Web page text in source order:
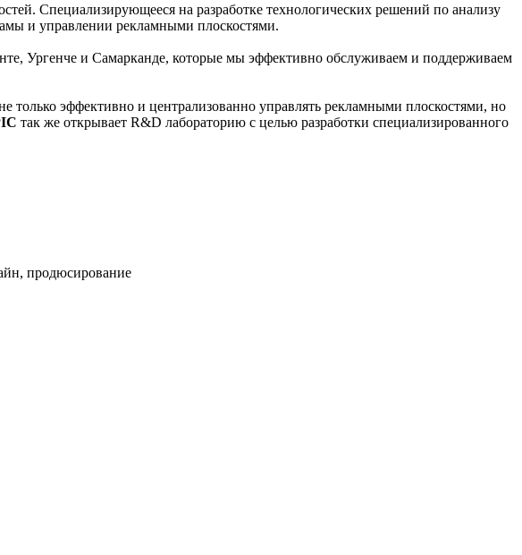
Специализирующееся на разработке технологических решений по анализу
и управлении рекламными плоскостями.
Ургенче и Самарканде, которые мы эффективно обслуживаем и поддерживаем
только эффективно и централизованно управлять рекламными плоскостями, но
так же открывает R&D лабораторию с целью разработки специализированного
продюсирование